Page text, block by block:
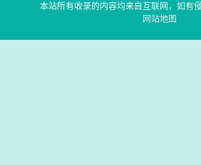
本站所有收录的内容均来自互联网，如有
网站地图